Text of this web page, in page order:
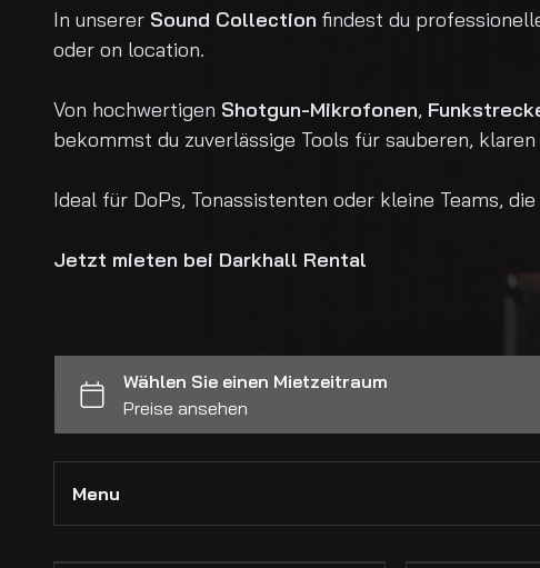
In unserer Sound Collection findest du
oder on location.
Von hochwertigen Shotgun-Mikrofonen,
bekommst du zuverlässige Tools für sauberen, klaren
Ideal für DoPs, Tonassistenten oder kleine Teams,
Jetzt mieten bei Darkhall Rental
Menu